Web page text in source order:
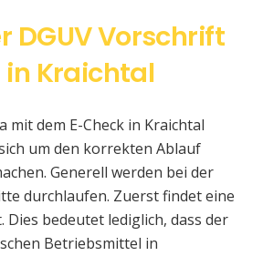
DGUV Vorschrift
in Kraichtal
mit dem E-Check in Kraichtal
um den korrekten Ablauf
Generell werden bei der
durchlaufen. Zuerst findet eine
bedeutet lediglich, dass der
Betriebsmittel in